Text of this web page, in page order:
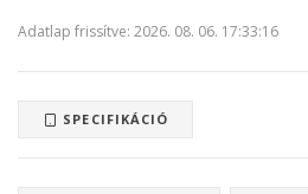
Adatlap frissítve: 2026. 08. 06. 17:33:16
SPECIFIKÁCIÓ